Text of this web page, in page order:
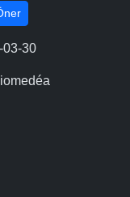
03-30